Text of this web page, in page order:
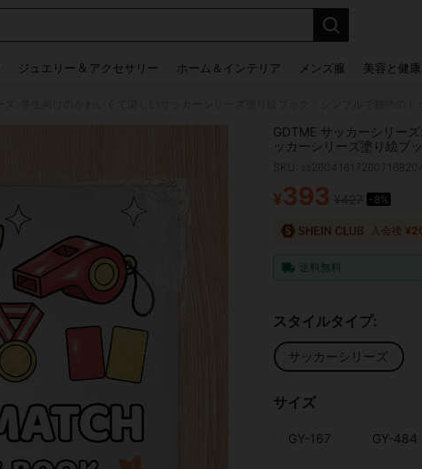
ジュエリー & アクセサリー ホーム＆インテリア メンズ服 美容と健康
GDTME サッカーシリー
ッカーシリーズ塗り絵ブ
ル24ページ、ストレス解
ー、厚手の用紙、文房具
日プレゼント、女性への
PRICE AND
¥393 -8%
入会後
送料無料
スタイルタイプ:
サッカーシリーズ
サイズ
GY-167 GY-484